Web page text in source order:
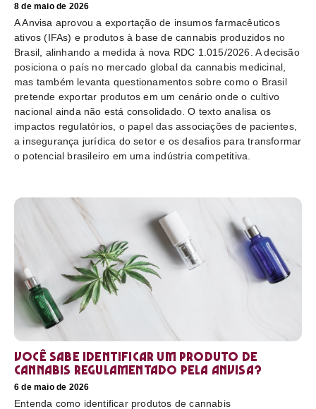
8 de maio de 2026
A Anvisa aprovou a exportação de insumos farmacêuticos
ativos (IFAs) e produtos à base de cannabis produzidos no
Brasil, alinhando a medida à nova RDC 1.015/2026. A decisão
posiciona o país no mercado global da cannabis medicinal,
mas também levanta questionamentos sobre como o Brasil
pretende exportar produtos em um cenário onde o cultivo
nacional ainda não está consolidado. O texto analisa os
impactos regulatórios, o papel das associações de pacientes,
a insegurança jurídica do setor e os desafios para transformar
o potencial brasileiro em uma indústria competitiva.
Você sabe identificar um produto de
cannabis regulamentado pela Anvisa?
6 de maio de 2026
Entenda como identificar produtos de cannabis